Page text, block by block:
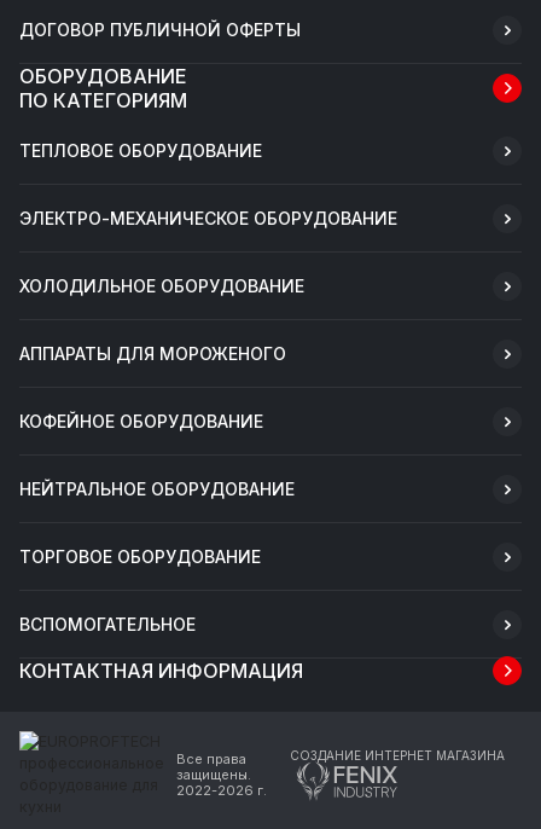
ДОГОВОР ПУБЛИЧНОЙ ОФЕРТЫ
ОБОРУДОВАНИЕ
ПО КАТЕГОРИЯМ
ТЕПЛОВОЕ ОБОРУДОВАНИЕ
ЭЛЕКТРО-МЕХАНИЧЕСКОЕ ОБОРУДОВАНИЕ
ХОЛОДИЛЬНОЕ ОБОРУДОВАНИЕ
АППАРАТЫ ДЛЯ МОРОЖЕНОГО
КОФЕЙНОЕ ОБОРУДОВАНИЕ
НЕЙТРАЛЬНОЕ ОБОРУДОВАНИЕ
ТОРГОВОЕ ОБОРУДОВАНИЕ
ВСПОМОГАТЕЛЬНОЕ
КОНТАКТНАЯ ИНФОРМАЦИЯ
Все права
защищены.
2022-2026 г.
СОЗДАНИЕ ИНТЕРНЕТ МАГАЗИНА